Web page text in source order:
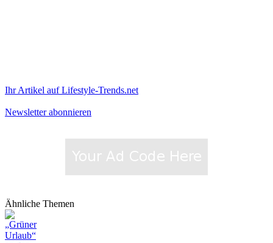
Ihr Artikel auf Lifestyle-Trends.net
Newsletter abonnieren
Ähnliche Themen